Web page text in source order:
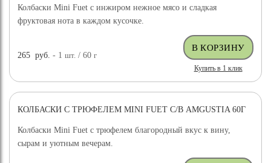
Колбаски Mini Fuet с инжиром нежное мясо и сладкая
фруктовая нота в каждом кусочке.
265 руб. - 1шт. / 60г
Купить в 1 клик
КОЛБАСКИ С ТРЮФЕЛЕМ MINI FUET С/В AMGUSTIA 60Г
Колбаски Mini Fuet с трюфелем благородный вкус к вину,
сырам и уютным вечерам.